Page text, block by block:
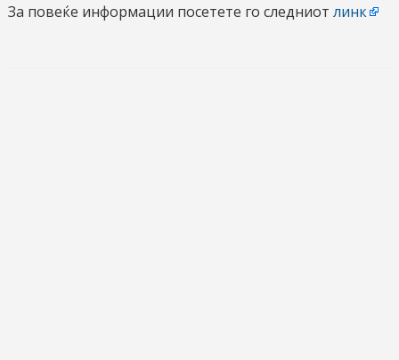
За повеќе информации посетете го следниот линк